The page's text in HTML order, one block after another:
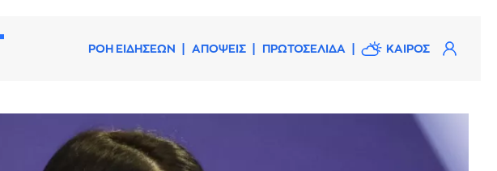
ΡΟΗ ΕΙΔΗΣΕΩΝ ΑΠΟΨΕΙΣ ΠΡΩΤΟΣΕΛΙΔΑ ΚΑΙΡΟΣ